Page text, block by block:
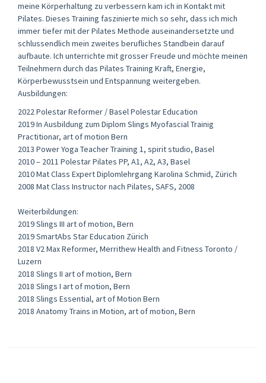
meine Körperhaltung zu verbessern kam ich in Kontakt mit
Pilates. Dieses Training faszinierte mich so sehr, dass ich mich
immer tiefer mit der Pilates Methode auseinandersetzte und
schlussendlich mein zweites berufliches Standbein darauf
aufbaute. Ich unterrichte mit grosser Freude und möchte meinen
Teilnehmern durch das Pilates Training Kraft, Energie,
Körperbewusstsein und Entspannung weitergeben.
Ausbildungen:
2022 Polestar Reformer / Basel Polestar Education
2019 In Ausbildung zum Diplom Slings Myofascial Trainig
Practitionar, art of motion Bern
2013 Power Yoga Teacher Training 1, spirit studio, Basel
2010 – 2011 Polestar Pilates PP, A1, A2, A3, Basel
2010 Mat Class Expert Diplomlehrgang Karolina Schmid, Zürich
2008 Mat Class Instructor nach Pilates, SAFS, 2008
Weiterbildungen:
2019 Slings III art of motion, Bern
2019 SmartAbs Star Education Zürich
2018 V2 Max Reformer, Merrithew Health and Fitness Toronto /
Luzern
2018 Slings II art of motion, Bern
2018 Slings I art of motion, Bern
2018 Slings Essential, art of Motion Bern
2018 Anatomy Trains in Motion, art of motion, Bern